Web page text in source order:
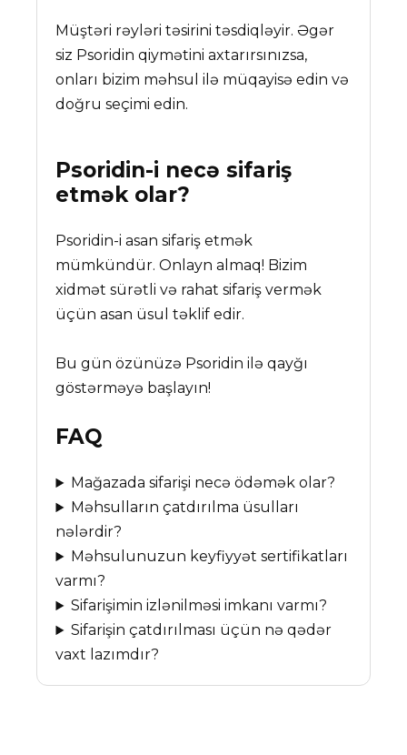
Müştəri rəyləri təsirini təsdiqləyir. Əgər
siz Psoridin qiymətini axtarırsınızsa,
onları bizim məhsul ilə müqayisə edin və
doğru seçimi edin.
Psoridin-i necə sifariş
etmək olar?
Psoridin-i asan sifariş etmək
mümkündür. Onlayn almaq! Bizim
xidmət sürətli və rahat sifariş vermək
üçün asan üsul təklif edir.
Bu gün özünüzə Psoridin ilə qayğı
göstərməyə başlayın!
FAQ
Mağazada sifarişi necə ödəmək olar?
Məhsulların çatdırılma üsulları
nələrdir?
Məhsulunuzun keyfiyyət sertifikatları
varmı?
Sifarişimin izlənilməsi imkanı varmı?
Sifarişin çatdırılması üçün nə qədər
vaxt lazımdır?